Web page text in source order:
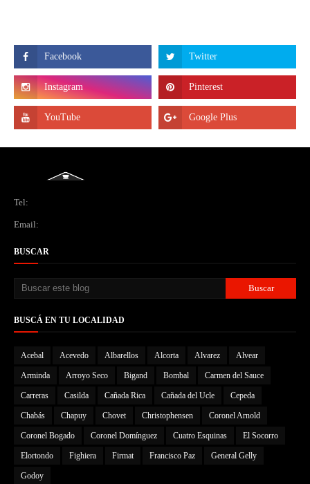
Tel:
Email:
BUSCAR
BUSCÁ EN TU LOCALIDAD
Acebal Acevedo Albarellos Alcorta Alvarez Alvear
Arminda Arroyo Seco Bigand Bombal Carmen del Sauce
Carreras Casilda Cañada Rica Cañada del Ucle Cepeda
Chabás Chapuy Chovet Christophensen Coronel Arnold
Coronel Bogado Coronel Domínguez Cuatro Esquinas El Socorro
Elortondo Fighiera Firmat Francisco Paz General Gelly
Godoy